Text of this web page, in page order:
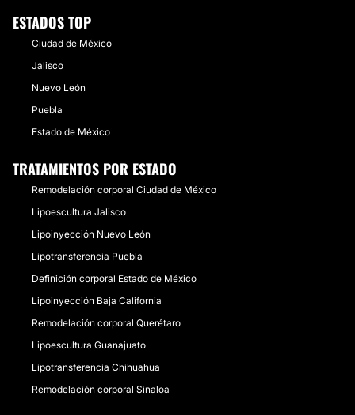
ESTADOS TOP
Ciudad de México
Jalisco
Nuevo León
Puebla
Estado de México
TRATAMIENTOS POR ESTADO
Remodelación corporal Ciudad de México
Lipoescultura Jalisco
Lipoinyección Nuevo León
Lipotransferencia Puebla
Definición corporal Estado de México
Lipoinyección Baja California
Remodelación corporal Querétaro
Lipoescultura Guanajuato
Lipotransferencia Chihuahua
Remodelación corporal Sinaloa